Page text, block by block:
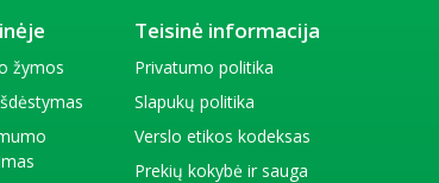
žymos
Teisinė informacija
Privatumo politika
Slapukų politika
Verslo etikos kodeksas
Prekių kokybė ir sauga